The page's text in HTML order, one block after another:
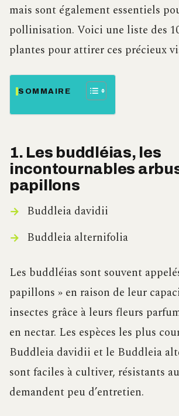
mais sont également essentiels
pollinisation. Voici une liste des
plantes pour attirer ces précieux
SOMMAIRE
1. Les buddléias, les
incontournables
papillons
Buddleia davidii
Buddleia alternifolia
Les buddléias sont souvent
papillons » en raison de leur
insectes grâce à leurs fleurs
en nectar. Les espèces les plus
Buddleia davidii et le Buddleia
sont faciles à cultiver, résistants
demandent peu d’entretien.